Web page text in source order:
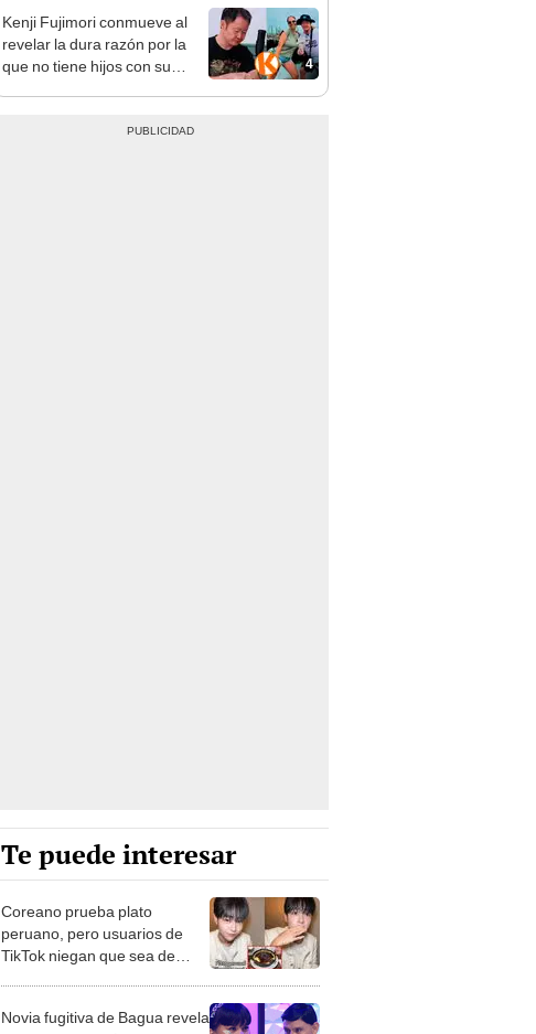
4
Kenji Fujimori conmueve al
revelar la dura razón por la
que no tiene hijos con su
Te puede interesar
Coreano prueba plato
peruano, pero usuarios de
TikTok niegan que sea de
Novia fugitiva de Bagua revela